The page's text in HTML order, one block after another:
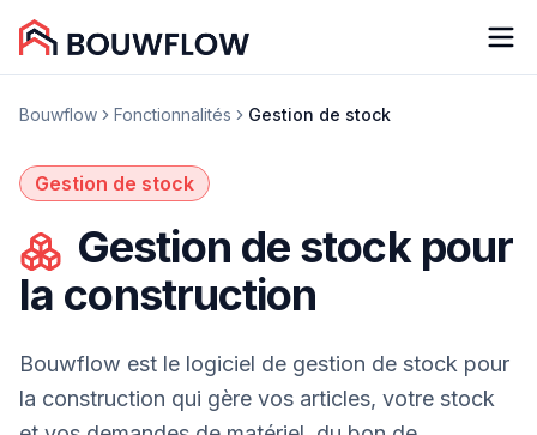
Bouwflow Fonctionnalités Gestion de stock
Gestion de stock
Gestion de stock pour
la construction
Bouwflow est le logiciel de gestion de stock pour
la construction qui gère vos articles, votre stock